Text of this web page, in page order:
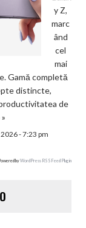
y Z,
marc
ând
cel
mai
Gamă completă
distincte,
de
- 7:23 pm
byWordPress RSS Feed Plugin